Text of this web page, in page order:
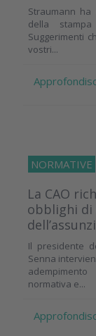
Straumann
della
Suggerimenti
vostri...
NORMATIVE
La CAO
obblighi di
Il presidente
Senna
normativa e...